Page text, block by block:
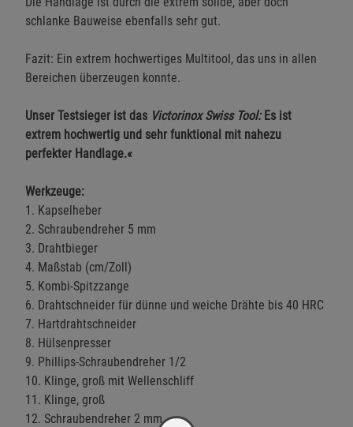
schlanke Bauweise ebenfalls sehr gut.
Fazit: Ein extrem hochwertiges Multitool, das uns in allen
Bereichen überzeugen konnte.
Unser Testsieger ist das Victorinox Swiss Tool:Es ist
extrem hochwertig und sehr funktional mit nahezu
perfekter Handlage.«
Werkzeuge:
1. Kapselheber
2. Schraubendreher 5 mm
3. Drahtbieger
4. Maßstab (cm/Zoll)
5. Kombi-Spitzzange
6. Drahtschneider für dünne und weiche Drähte bis 40 HRC
7. Hartdrahtschneider
8. Hülsenpresser
9. Phillips-Schraubendreher 1/2
10. Klinge, groß mit Wellenschliff
11. Klinge, groß
12. Schraubendreher 2 mm